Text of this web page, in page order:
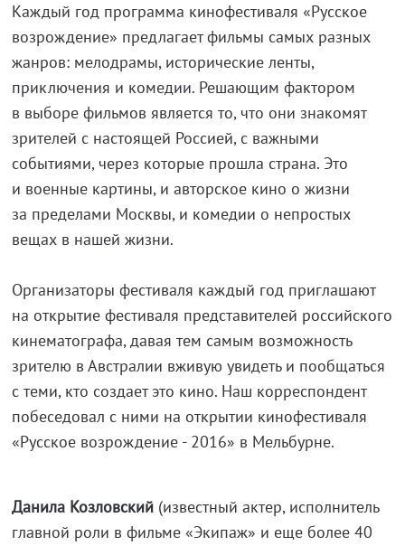
Каждый год программа кинофестиваля «Русское
возрождение» предлагает фильмы самых разных
жанров: мелодрамы, исторические ленты,
приключения и комедии. Решающим фактором
в выборе фильмов является то, что они знакомят
зрителей с настоящей Россией, с важными
событиями, через которые прошла страна. Это
и военные картины, и авторское кино о жизни
за пределами Москвы, и комедии о непростых
вещах в нашей жизни.
Организаторы фестиваля каждый год приглашают
на открытие фестиваля представителей российского
кинематографа, давая тем самым возможность
зрителю в Австралии вживую увидеть и пообщаться
с теми, кто создает это кино. Наш корреспондент
побеседовал с ними на открытии кинофестиваля
«Русское возрождение - 2016» в Мельбурне.
Данила Козловский(известный актер, исполнитель
главной роли в фильме «Экипаж» и еще более 40